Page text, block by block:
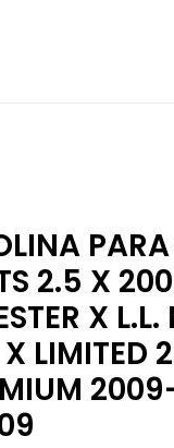
2.5 X
X L.L.
X LIMITED